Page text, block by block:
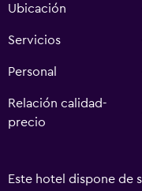
Ubicación
Servicios
Personal
Relación calidad-
precio
Este hotel dispone de